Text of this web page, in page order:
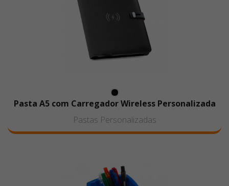
Pasta A5 com Carregador Wireless Personalizada
Pastas Personalizadas